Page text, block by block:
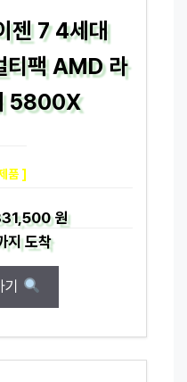
젠 7 4세대
팩 AMD 라
5800X
품 ]
원
지도착
기